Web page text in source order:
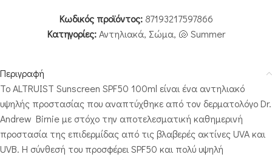
Κωδικός προϊόντος: 87193217597866
Κατηγορίες: Αντηλιακά, Σώμα, 🐚 Summer
Περιγραφή
Το ALTRUIST Sunscreen SPF50 100ml είναι ένα αντηλιακό
υψηλής προστασίας που αναπτύχθηκε από τον δερματολόγο Dr.
Andrew Birnie με στόχο την αποτελεσματική καθημερινή
προστασία της επιδερμίδας από τις βλαβερές ακτίνες UVA και
UVB. Η σύνθεσή του προσφέρει SPF50 και πολύ υψηλή